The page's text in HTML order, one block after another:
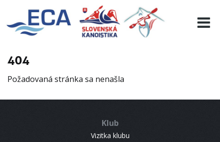
404
Požadovaná stránka sa nenašla
Klub
Vizitka klubu
EURO 19
INFO
RESULTS
CONTACT